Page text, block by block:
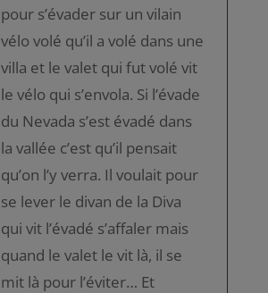
pour s’évader sur un vilain
vélo volé qu’il a volé dans une
villa et le valet qui fut volé vit
le vélo qui s’envola. Si l’évade
du Nevada s’est évadé dans
la vallée c’est qu’il pensait
qu’on l’y verra. Il voulait pour
se lever le divan de la Diva
qui vit l’évadé s’affaler mais
quand le valet le vit là, il se
mit là pour l’éviter… Et